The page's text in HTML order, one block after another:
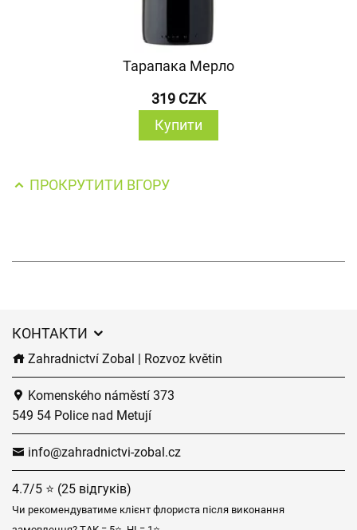
Тарапака Мерло
319 CZK
Купити
ПРОКРУТИТИ ВГОРУ
КОНТАКТИ
Zahradnictví Zobal | Rozvoz květin
Komenského náměstí 373
549 54 Police nad Metují
info@zahradnictvi-zobal.cz
4.7/5 ⭐ (25 відгуків)
Чи рекомендуватиме клієнт флориста після виконання